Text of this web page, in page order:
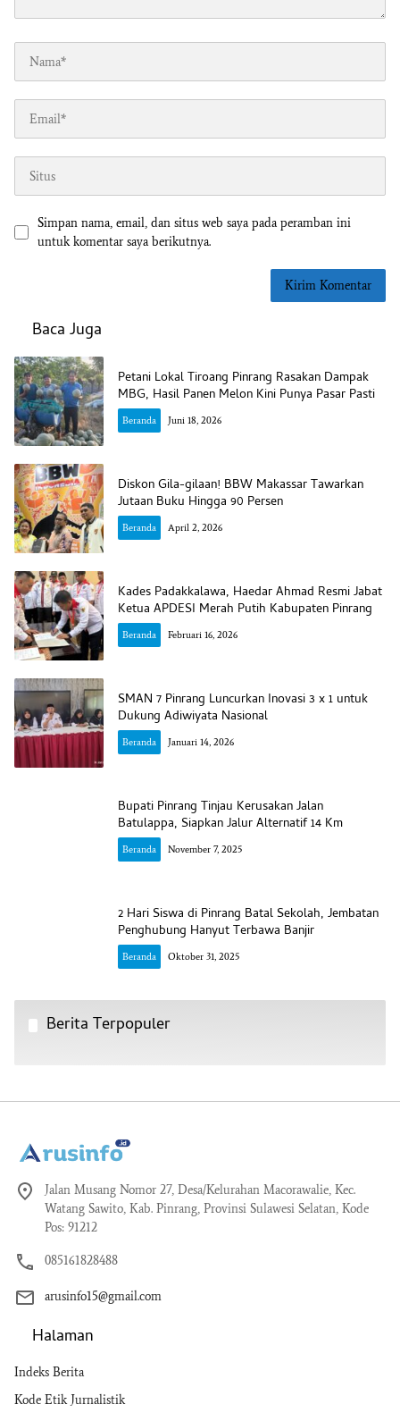
Simpan nama, email, dan situs web saya pada peramban ini
untuk komentar saya berikutnya.
Baca Juga
Petani Lokal Tiroang Pinrang Rasakan Dampak
MBG, Hasil Panen Melon Kini Punya Pasar Pasti
Beranda Juni 18, 2026
Diskon Gila-gilaan! BBW Makassar Tawarkan
Jutaan Buku Hingga 90 Persen
Beranda April 2, 2026
Kades Padakkalawa, Haedar Ahmad Resmi Jabat
Ketua APDESI Merah Putih Kabupaten Pinrang
Beranda Februari 16, 2026
SMAN 7 Pinrang Luncurkan Inovasi 3 x 1 untuk
Dukung Adiwiyata Nasional
Beranda Januari 14, 2026
Bupati Pinrang Tinjau Kerusakan Jalan
Batulappa, Siapkan Jalur Alternatif 14 Km
Beranda November 7, 2025
2 Hari Siswa di Pinrang Batal Sekolah, Jembatan
Penghubung Hanyut Terbawa Banjir
Beranda Oktober 31, 2025
Berita Terpopuler
Jalan Musang Nomor 27, Desa/Kelurahan Macorawalie, Kec.
Watang Sawito, Kab. Pinrang, Provinsi Sulawesi Selatan, Kode
Pos: 91212
085161828488
arusinfo15@gmail.com
Halaman
Indeks Berita
Kode Etik Jurnalistik